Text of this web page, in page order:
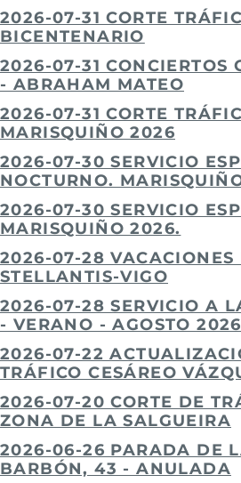
2026-07-31 CORTE
BICENTENARIO
2026-07-31 CONCIERTOS
- ABRAHAM MATEO
2026-07-31 CORTE
MARISQUIÑO 2026
2026-07-30 SERVICIO
NOCTURNO.
2026-07-30 SERVICIO
MARISQUIÑO 2026.
2026-07-28 VACACIONES
STELLANTIS-VIGO
2026-07-28 SERVICIO A
- VERANO - AGOSTO 2026
2026-07-22
TRÁFICO CESÁREO
2026-07-20 CORTE DE
ZONA DE LA SALGUEIRA
2026-06-26 PARADA DE
BARBÓN, 43 - ANULADA